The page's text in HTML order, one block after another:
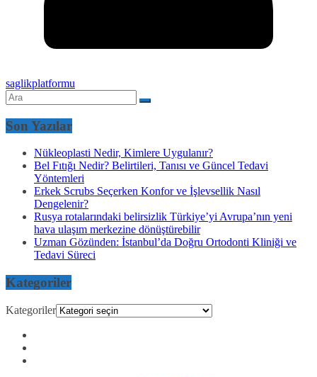
saglikplatformu
Son Yazılar
Nükleoplasti Nedir, Kimlere Uygulanır?
Bel Fıtığı Nedir? Belirtileri, Tanısı ve Güncel Tedavi
Yöntemleri
Erkek Scrubs Seçerken Konfor ve İşlevsellik Nasıl
Dengelenir?
Rusya rotalarındaki belirsizlik Türkiye’yi Avrupa’nın yeni
hava ulaşım merkezine dönüştürebilir
Uzman Gözünden: İstanbul’da Doğru Ortodonti Kliniği ve
Tedavi Süreci
Kategoriler
Kategoriler